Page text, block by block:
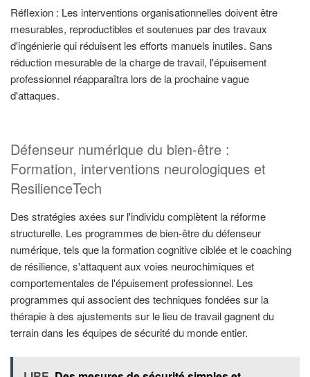
Réflexion : Les interventions organisationnelles doivent être
mesurables, reproductibles et soutenues par des travaux
d'ingénierie qui réduisent les efforts manuels inutiles. Sans
réduction mesurable de la charge de travail, l'épuisement
professionnel réapparaîtra lors de la prochaine vague
d'attaques.
Défenseur numérique du bien-être :
Formation, interventions neurologiques et
ResilienceTech
Des stratégies axées sur l'individu complètent la réforme
structurelle. Les programmes de bien-être du défenseur
numérique, tels que la formation cognitive ciblée et le coaching
de résilience, s'attaquent aux voies neurochimiques et
comportementales de l'épuisement professionnel. Les
programmes qui associent des techniques fondées sur la
thérapie à des ajustements sur le lieu de travail gagnent du
terrain dans les équipes de sécurité du monde entier.